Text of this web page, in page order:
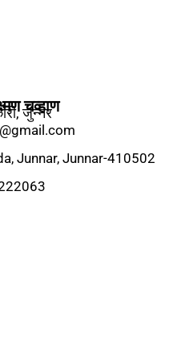
चव्हाण
जुन्नर
Junnar, Junnar-410502